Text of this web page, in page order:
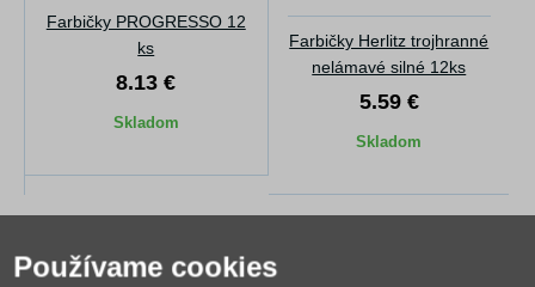
Farbičky PROGRESSO 12
ks
8.13 €
Skladom
Farbičky Herlitz trojhranné
nelámavé silné 12ks
5.59 €
Skladom
Alternatívny tovar
Používame cookies